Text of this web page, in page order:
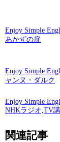
Enjoy Simple
あかずの扉
Enjoy Simple
ャンヌ・ダルク
Enjoy Simple
NHKラジオ,TV
関連記事